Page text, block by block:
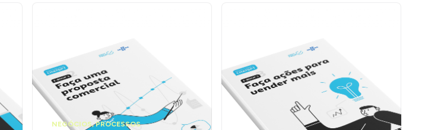
NEGÓCIOS,PROCESSOS